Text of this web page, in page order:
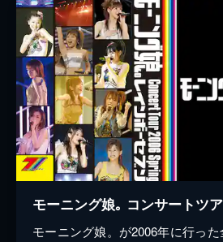
モーニング娘。が2006年に行っ